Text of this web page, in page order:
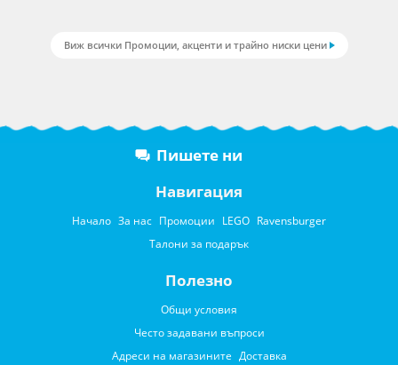
Виж всички Промоции, акценти и трайно ниски цени
Пишете ни
Навигация
Начало За нас Промоции LEGO Ravensburger
Талони за подарък
Полезно
Общи условия
Често задавани въпроси
Адреси на магазините Доставка